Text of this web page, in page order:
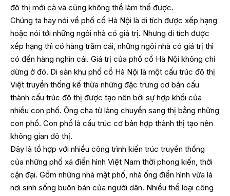
đô thị mới cả và cũng không thể làm thế được.
Chúng ta hay nói về phố cổ Hà Nội là di tích được xếp hạng
hoặc nói tới những ngôi nhà có giá trị. Nhưng di tích được
xếp hạng thì có hàng trăm cái, những ngôi nhà có giá trị thì
có đến hàng nghìn cái. Giá trị của phố cổ Hà Nội không chỉ
dừng ở đó. Di sản khu phố cổ Hà Nội là một cấu trúc đô thị
Việt truyền thống kế thừa những đặc trưng cơ bản cấu
thành cấu trúc đô thị được tạo nên bởi sự hợp khối của
nhiều con phố. Ông cha từ làng chuyển sang thị bằng những
con phố. Con phố là cấu trúc cơ bản hợp thành thị tạo nên
không gian đô thị.
Đây là tổ hợp với nhiều công trình kiến trúc truyền thống
của những phố xá điển hình Việt Nam thời phong kiến, thời
cận đại. Gồm những nhà mặt phố, nhà ống điển hình vừa là
nơi sinh sống buôn bán của người dân. Nhiều thể loại công